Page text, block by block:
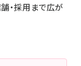
・採用まで広が